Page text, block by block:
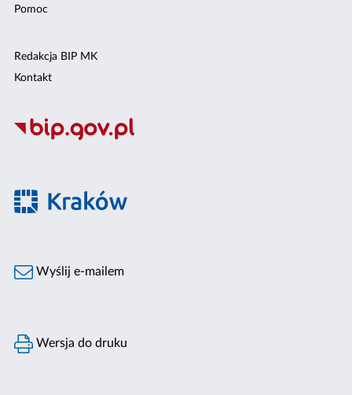
Pomoc
Redakcja BIP MK
Kontakt
Wyślij e-mailem
Wersja do druku